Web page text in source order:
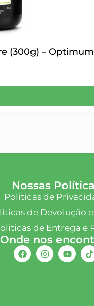
(300g) –
Nossas
Politicas de
de Devolução
de Entrega e
Onde nos